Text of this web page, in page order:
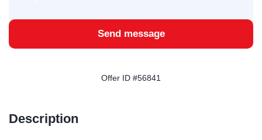
Send message
Offer ID #56841
Description